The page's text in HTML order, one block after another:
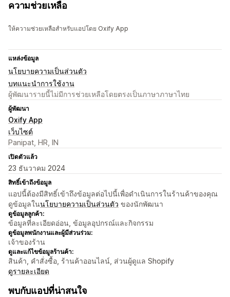
ความช่วยเหลือ
ให้ความช่วยเหลือสำหรับแอปโดย Oxify App
แหล่งข้อมูล
นโยบายความเป็นส่วนตัว
บทแนะนำการใช้งาน
ผู้พัฒนารายนี้ไม่มีการช่วยเหลือโดยตรงเป็นภาษาภาษาไทย
ผู้พัฒนา
Oxify App
เว็บไซต์
Panipat, HR, IN
เปิดตัวแล้ว
23 ธันวาคม 2024
สิทธิ์เข้าถึงข้อมูล
แอปนี้ต้องมีสิทธิ์เข้าถึงข้อมูลต่อไปนี้เพื่อดำเนินการในร้านค้าของคุณ
ดูข้อมูลในนโยบายความเป็นส่วนตัว ของนักพัฒนา
ดูข้อมูลลูกค้า:
ข้อมูลที่ละเอียดอ่อน, ข้อมูลอุปกรณ์และกิจกรรม
ดูข้อมูลพนักงานและผู้มีส่วนร่วม:
เจ้าของร้าน
ดูและแก้ไขข้อมูลร้านค้า:
สินค้า, คำสั่งซื้อ, ร้านค้าออนไลน์, ส่วนผู้ดูแล Shopify
ดูรายละเอียด
พบกับแอปที่น่าสนใจ